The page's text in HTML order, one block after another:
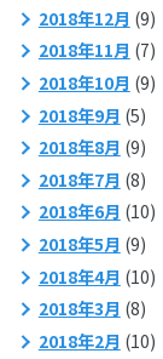
2018年12月 (9)
2018年11月 (7)
2018年10月 (9)
2018年9月 (5)
2018年8月 (9)
2018年7月 (8)
2018年6月 (10)
2018年5月 (9)
2018年4月 (10)
2018年3月 (8)
2018年2月 (10)